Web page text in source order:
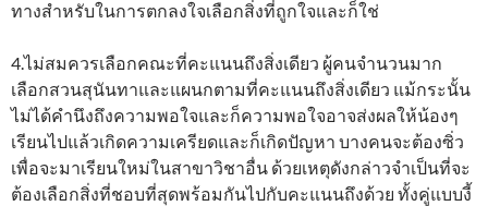
ทางสำหรับในการตกลงใจเลือกสิ่งที่ถูกใจและก็ใช่
4.ไม่สมควรเลือกคณะที่คะแนนถึงสิ่งเดียว ผู้คนจำนวนมาก
เลือกสวนสุนันทาและแผนกตามที่คะแนนถึงสิ่งเดียว แม้กระนั้น
ไม่ได้คำนึงถึงความพอใจและก็ความพอใจอาจส่งผลให้น้องๆ
เรียนไปแล้วเกิดความเครียดและก็เกิดปัญหา บางคนจะต้องซิ่ว
เพื่อจะมาเรียนใหม่ในสาขาวิชาอื่น ด้วยเหตุดังกล่าวจำเป็นที่จะ
ต้องเลือกสิ่งที่ชอบที่สุดพร้อมกันไปกับคะแนนถึงด้วย ทั้งคู่แบบงี้